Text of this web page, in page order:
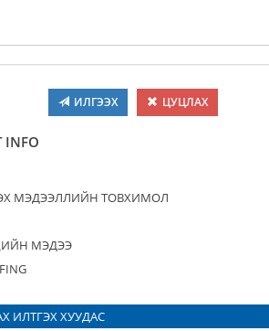
ИЛГЭЭХ ЦУЦЛАХ
INFO
МЭДЭЭЛЛИЙН ТОВХИМОЛ
МЭДЭЭ
ИЛТГЭХ ХУУДАС